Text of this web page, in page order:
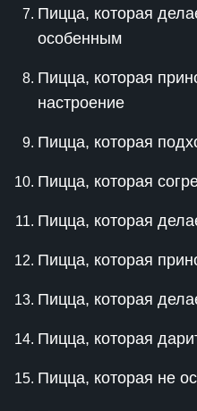
Пицца, которая
особенным
Пицца, которая
настроение
Пицца, которая
Пицца, которая
Пицца, которая
Пицца, которая
Пицца, которая
Пицца, которая
Пицца, которая не